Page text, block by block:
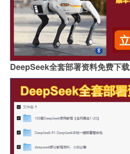
DeepSeek全套部署资料免费下载